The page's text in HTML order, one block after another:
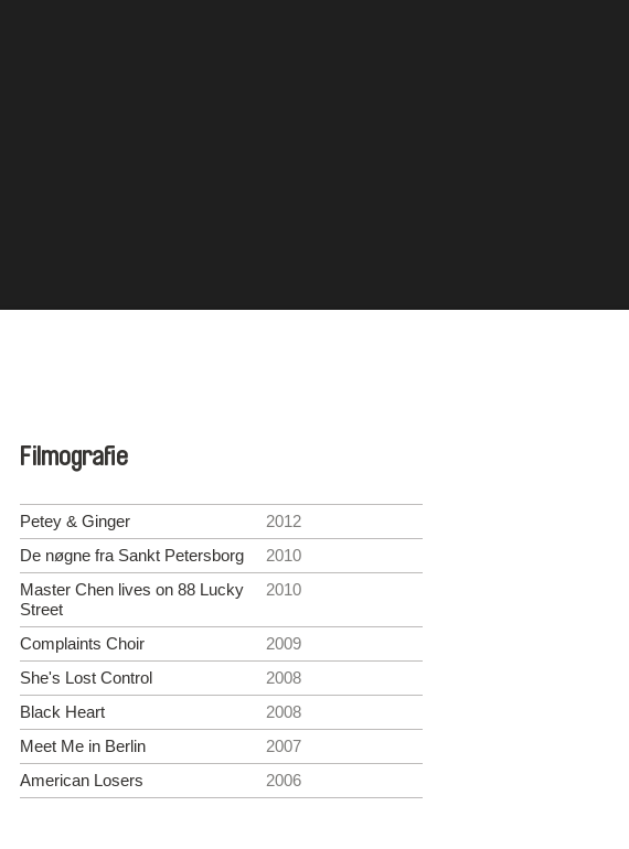
Filmografie
Petey & Ginger
2012
De nøgne fra Sankt Petersborg
2010
Master Chen lives on 88 Lucky
Street
2010
Complaints Choir
2009
She's Lost Control
2008
Black Heart
2008
Meet Me in Berlin
2007
American Losers
2006